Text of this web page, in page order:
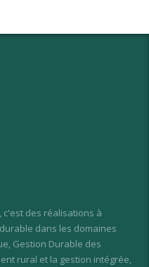
c'est des réalisations à
dans les domaines
Gestion Durable des
rural et la gestion intégrée,